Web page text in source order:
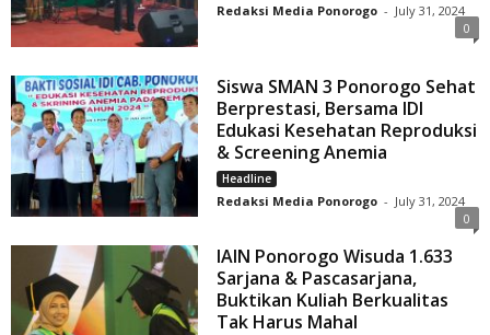
Redaksi Media Ponorogo - July 31, 2024
0
Siswa SMAN 3 Ponorogo Sehat
Berprestasi, Bersama IDI
Edukasi Kesehatan Reproduksi
& Screening Anemia
Headline
Redaksi Media Ponorogo - July 31, 2024
0
IAIN Ponorogo Wisuda 1.633
Sarjana & Pascasarjana,
Buktikan Kuliah Berkualitas
Tak Harus Mahal